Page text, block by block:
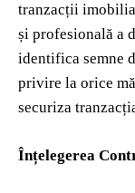
tranzacții
și profesională a
identifica semne
privire la orice
securiza
Înțelegerea